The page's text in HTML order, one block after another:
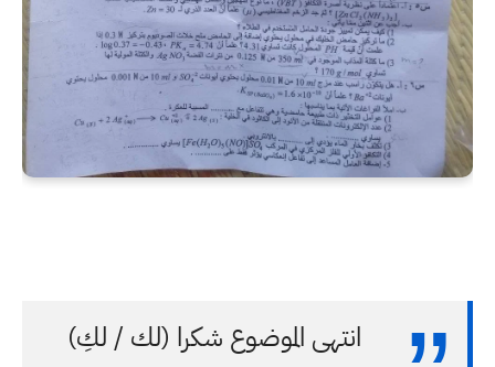
انتهى الموضوع شكرا (لك / لكِ)